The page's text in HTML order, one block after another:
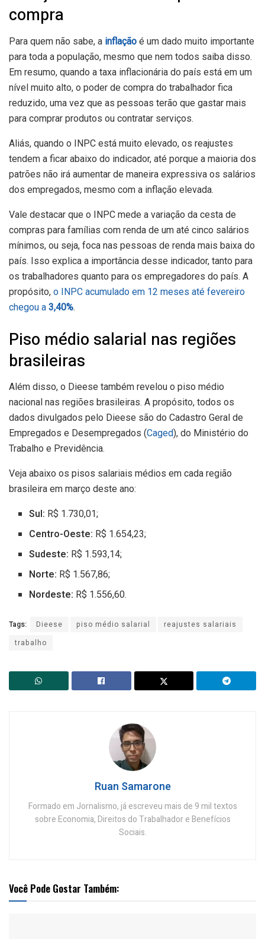
compra
Para quem não sabe, a inflação é um dado muito importante
para toda a população, mesmo que nem todos saiba disso.
Em resumo, quando a taxa inflacionária do país está em um
nível muito alto, o poder de compra do trabalhador fica
reduzido, uma vez que as pessoas terão que gastar mais
para comprar produtos ou contratar serviços.
Aliás, quando o INPC está muito elevado, os reajustes
tendem a ficar abaixo do indicador, até porque a maioria dos
patrões não irá aumentar de maneira expressiva os salários
dos empregados, mesmo com a inflação elevada.
Vale destacar que o INPC mede a variação da cesta de
compras para famílias com renda de um até cinco salários
mínimos, ou seja, foca nas pessoas de renda mais baixa do
país. Isso explica a importância desse indicador, tanto para
os trabalhadores quanto para os empregadores do país. A
propósito, o INPC acumulado em 12 meses até fevereiro
chegou a 3,40%.
Piso médio salarial nas regiões
brasileiras
Além disso, o Dieese também revelou o piso médio
nacional nas regiões brasileiras. A propósito, todos os
dados divulgados pelo Dieese são do Cadastro Geral de
Empregados e Desempregados (Caged), do Ministério do
Trabalho e Previdência.
Veja abaixo os pisos salariais médios em cada região
brasileira em março deste ano:
Sul: R$ 1.730,01;
Centro-Oeste: R$ 1.654,23;
Sudeste: R$ 1.593,14;
Norte: R$ 1.567,86;
Nordeste: R$ 1.556,60.
Tags: Dieese piso médio salarial
reajustes salariais
trabalho
Ruan Samarone
Formado em Jornalismo, já escreveu mais de 9 mil textos
sobre Economia, Direitos do Trabalhador e Benefícios
Sociais.
Você Pode Gostar Também: